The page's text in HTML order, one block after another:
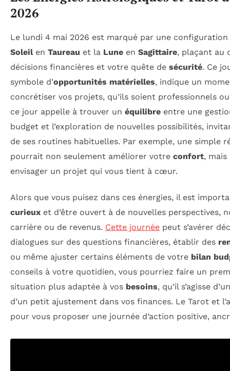
2026
Le lundi 4 mai 2026 est marqué par une
Soleilen Taureau et la Lune en Sagittaire, plaçant au
décisions financières et votre quête de sécurité. Ce
symbole d’opportunités matérielles, indique un
concrétiser vos projets, qu’ils soient professionnels ou
ce jour appelle à trouver un équilibre entre une
budget et l’exploration de nouvelles possibilités,
de ses routines habituelles. Par exemple, une simple
pourrait non seulement améliorer votre confort, mais
envisager un projet qui vous tient à cœur.
Alors que vous puisez dans ces énergies, il est
curieux et d’être ouvert à de nouvelles perspectives,
carrière ou de revenus. Cette journée peut s’avérer
dialogues sur des questions financières, établir des
ou même ajuster certains éléments de votre bilan
conseils à votre quotidien, vous pourriez faire un
situation plus adaptée à vos besoins, qu’il s’agisse
d’un petit ajustement dans vos finances. Le Tarot et
pour vous proposer une journée d’action positive,